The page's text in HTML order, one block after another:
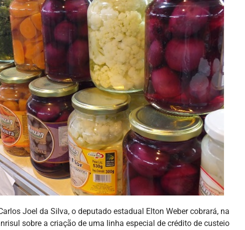
Joel da Silva, o deputado estadual Elton Weber cobrará, na
sobre a criação de uma linha especial de crédito de custeio